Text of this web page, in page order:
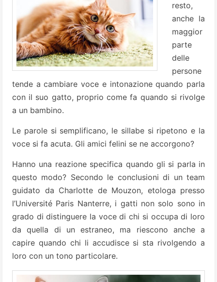
resto,
anche la
maggior
parte
delle
persone
tende a cambiare voce e intonazione quando parla
con il suo gatto, proprio come fa quando si rivolge
a un bambino.
Le parole si semplificano, le sillabe si ripetono e la
voce si fa acuta. Gli amici felini se ne accorgono?
Hanno una reazione specifica quando gli si parla in
questo modo? Secondo le conclusioni di un team
guidato da Charlotte de Mouzon, etologa presso
l’Université Paris Nanterre, i gatti non solo sono in
grado di distinguere la voce di chi si occupa di loro
da quella di un estraneo, ma riescono anche a
capire quando chi li accudisce si sta rivolgendo a
loro con un tono particolare.